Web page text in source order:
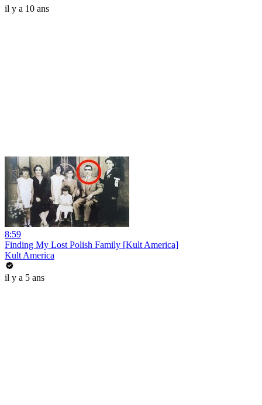
il y a 10 ans
8:59
Finding My Lost Polish Family [Kult America]
Kult America
il y a 5 ans